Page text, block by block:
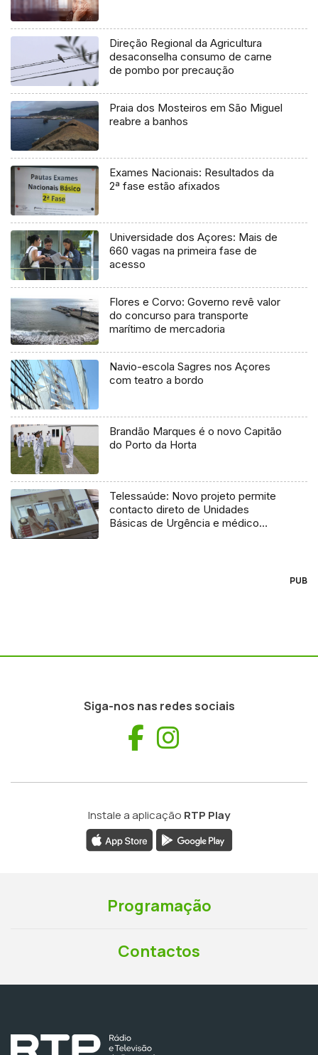
Direção Regional da Agricultura
desaconselha consumo de carne
de pombo por precaução
Praia dos Mosteiros em São Miguel
reabre a banhos
Exames Nacionais: Resultados da
2ª fase estão afixados
Universidade dos Açores: Mais de
660 vagas na primeira fase de
acesso
Flores e Corvo: Governo revê valor
do concurso para transporte
marítimo de mercadoria
Navio-escola Sagres nos Açores
com teatro a bordo
Brandão Marques é o novo Capitão
do Porto da Horta
Telessaúde: Novo projeto permite
contacto direto de Unidades
Básicas de Urgência e médico
PUB
Siga-nos nas redes sociais
Facebook
Instale a aplicação RTP Play
Programação
Contactos